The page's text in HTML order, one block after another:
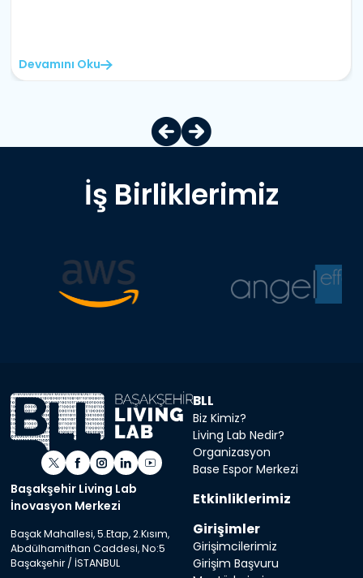
Devamını Oku
İş Birliklerimiz
BLL
Biz Kimiz?
Living Lab Nedir?
Organizasyon
Base Espor Merkezi
Etkinliklerimiz
Girişimler
Girişimcilerimiz
Girişim Başvuru
Başakşehir Living Lab
İnovasyon Merkezi
Başak Mahallesi, 5.Etap, 2.Kısım,
Abdülhamithan Caddesi, No:5
Başakşehir / İSTANBUL